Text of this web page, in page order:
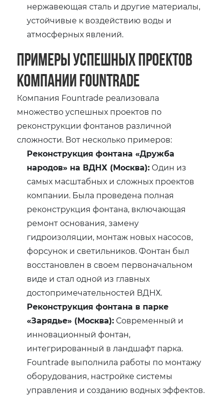
нержавеющая сталь и другие материалы,
устойчивые к воздействию воды и
атмосферных явлений.
Примеры успешных проектов
компании Fountrade
Компания Fountrade реализовала
множество успешных проектов по
реконструкции фонтанов различной
сложности. Вот несколько примеров:
Реконструкция фонтана «Дружба
народов» на ВДНХ (Москва): Один из
самых масштабных и сложных проектов
компании. Была проведена полная
реконструкция фонтана, включающая
ремонт основания, замену
гидроизоляции, монтаж новых насосов,
форсунок и светильников. Фонтан был
восстановлен в своем первоначальном
виде и стал одной из главных
достопримечательностей ВДНХ.
Реконструкция фонтана в парке
«Зарядье» (Москва): Современный и
инновационный фонтан,
интегрированный в ландшафт парка.
Fountrade выполнила работы по монтажу
оборудования, настройке системы
управления и созданию водных эффектов.